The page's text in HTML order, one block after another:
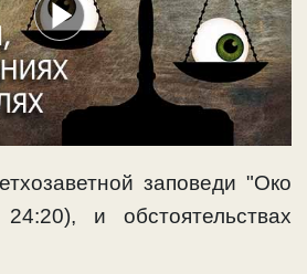
заповеди "Око
и обстоятельствах